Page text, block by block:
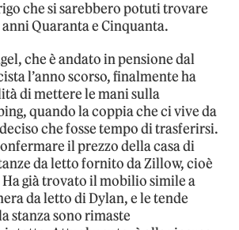
che si sarebbero potuti trovare
Quaranta e Cinquanta.
che è andato in pensione dal
l’anno scorso, finalmente ha
di mettere le mani sulla
quando la coppia che ci vive da
che fosse tempo di trasferirsi.
il prezzo della casa di
da letto fornito da Zillow, cioè
già trovato il mobilio simile a
da letto di Dylan, e le tende
stanza sono rimaste